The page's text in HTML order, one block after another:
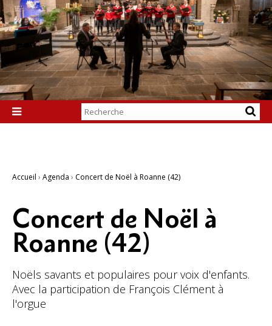

Chercher par
Recherche
Accueil › Agenda › Concert de Noël à Roanne (42)
Concert de Noël à
Roanne (42)
Noëls savants et populaires pour voix d'enfants.
Avec la participation de François Clément à
l'orgue